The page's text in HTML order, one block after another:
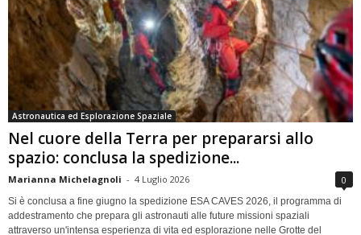
Astronautica ed Esplorazione Spaziale
Nel cuore della Terra per prepararsi allo
spazio: conclusa la spedizione...
Marianna Michelagnoli - 4 Luglio 2026 0
Si è conclusa a fine giugno la spedizione ESA CAVES 2026, il programma di
addestramento che prepara gli astronauti alle future missioni spaziali
attraverso un'intensa esperienza di vita ed esplorazione nelle Grotte del